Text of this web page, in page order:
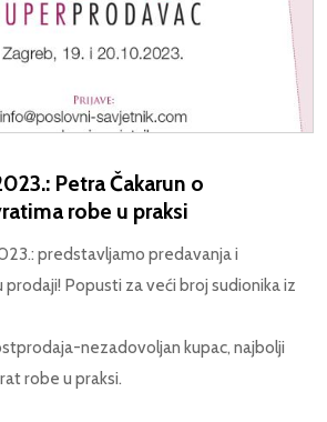
Petra Čakarun o
robe u praksi
predstavljamo predavanja i
Popusti za veći broj sudionika iz
nezadovoljan kupac, najbolji
robe u praksi.